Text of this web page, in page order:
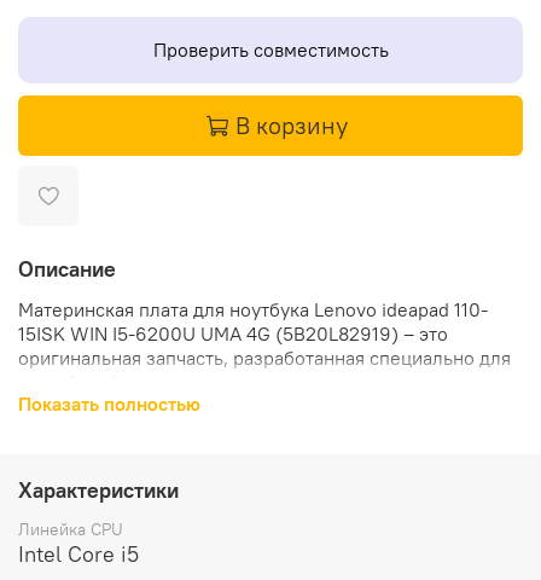
Проверить совместимость
В корзину
Описание
Материнская плата для ноутбука Lenovo ideapad 110-
15ISK WIN I5-6200U UMA 4G (5B20L82919) – это
оригинальная запчасть, разработанная специально для
работу устройства, поддерживает все необходимые
функции и обеспечивает высокую производительность.
Материнская плата оснащена процессором Intel Core i5
Показать полностью
Характеристики
Линейка CPU
Intel Core i5